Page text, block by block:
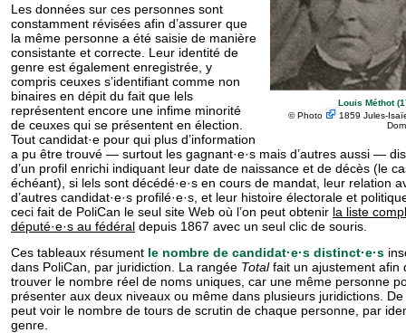
Partis
Comtés
EN
Louis Méthot
©Photo
1859 Jules-
Les données sur ces personnes sont
constamment révisées afin d’assurer que
la même personne a été saisie de manière
consistante et correcte. Leur identité de
genre est également enregistrée, y
compris ceuxes s’identifiant comme non
binaires en dépit du fait que lels
représentent encore une infime minorité
de ceuxes qui se présentent en élection.
Tout candidat·e pour qui plus d’information
a pu être trouvé — surtout les gagnant·e·s mais d’autres aussi —
d’un profil enrichi indiquant leur date de naissance et de décès (le
échéant), si lels sont dé­cé­dé·e·s en cours de mandat, leur relation
d’autres candidat·e·s profilé·e·s, et leur histoire électorale et
ceci fait de PoliCan le seul site Web où l’on peut obtenir la liste
député·e·s au fédéral depuis 1867 avec un seul clic de souris.
Ces tableaux résument le nombre de candidat·e·s distinct·e·s
dans PoliCan, par juridiction. La rangée Totalfait un ajustement afin
trouver le nombre réel de noms uniques, car une même personne
présenter aux deux niveaux ou même dans plusieurs juridictions.
peut voir le nombre de tours de scrutin de chaque personne, par
genre.